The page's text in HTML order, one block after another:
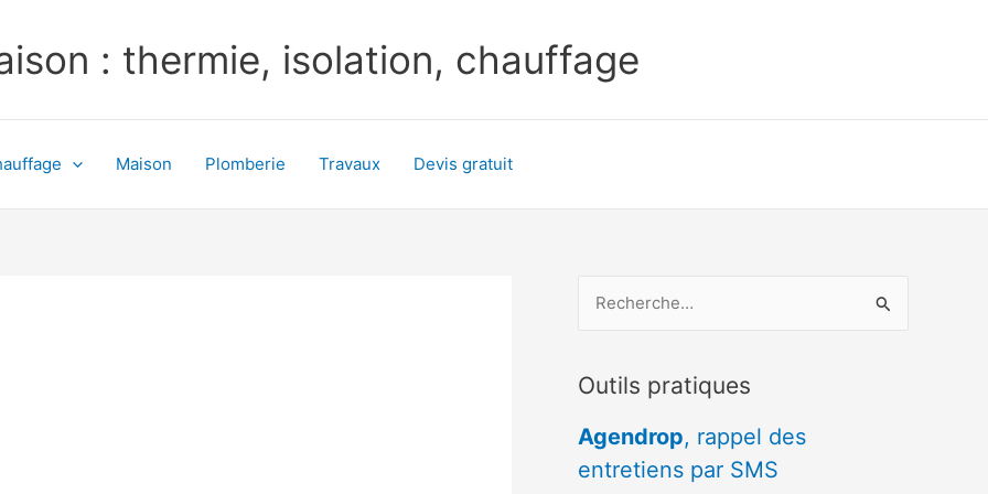
: thermie, isolation, chauffage
Maison Plomberie Travaux Devis gratuit
h
e
Outils pratiques
Agendrop, rappel des
entretiens par SMS